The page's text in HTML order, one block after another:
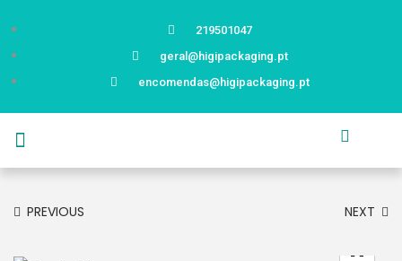
219501047
geral@higipackaging.pt
encomendas@higipackaging.pt
PREVIOUS NEXT